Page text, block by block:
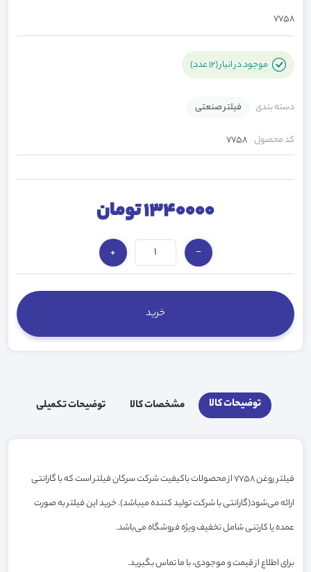
7758
موجود در انبار (12 عدد)
دسته بندی فیلتر صنعتی
کد محصول 7758
1340000 تومان
−
+
توضیحات کالا مشخصات کالا توضیحات تکمیلی
فیلتر روغن 7758 از محصولات باکیفیت شرکت سرکان فیلتر است که با گارانتی
ارائه می‌شود(گارانتی با شرکت تولید کننده میباشد). خرید این فیلتر به صورت
عمده یا کارتنی شامل تخفیف ویژه فروشگاه می‌باشد.
برای اطلاع از قیمت و موجودی، با ما تماس بگیرید.